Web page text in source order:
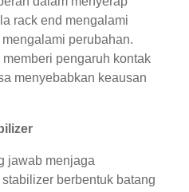
rack end mengalami
perubahan.
pengaruh kontak
menyebabkan keausan
jawab menjaga
berbentuk batang